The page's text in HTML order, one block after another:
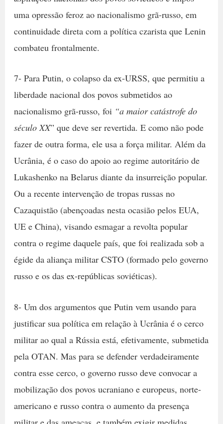
uma opressão feroz ao nacionalismo grã-russo, em
continuidade direta com a política czarista que Lenin
combateu frontalmente.
7- Para Putin, o colapso da ex-URSS, que permitiu a
liberdade nacional dos povos submetidos ao
nacionalismo grã-russo, foi “a maior catástrofe do
século XX” que deve ser revertida. E como não pode
fazer de outra forma, ele usa a força militar. Além da
Ucrânia, é o caso do apoio ao regime autoritário de
Lukashenko na Belarus diante da insurreição popular.
Ou a recente intervenção de tropas russas no
Cazaquistão (abençoadas nesta ocasião pelos EUA,
UE e China), visando esmagar a revolta popular
contra o regime daquele país, que foi realizada sob a
égide da aliança militar CSTO (formado pelo governo
russo e os das ex-repúblicas soviéticas).
8- Um dos argumentos que Putin vem usando para
justificar sua política em relação à Ucrânia é o cerco
militar ao qual a Rússia está, efetivamente, submetida
pela OTAN. Mas para se defender verdadeiramente
contra esse cerco, o governo russo deve convocar a
mobilização dos povos ucraniano e europeus, norte-
americano e russo contra o aumento da presença